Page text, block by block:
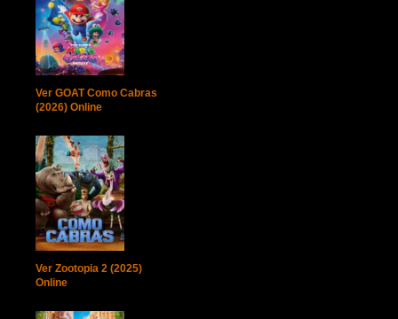
Ver GOAT Como Cabras
(2026) Online
Ver Zootopia 2 (2025)
Online